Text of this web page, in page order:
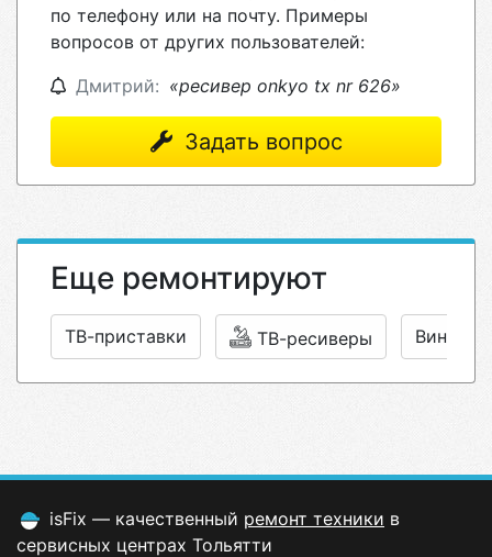
по телефону или на почту. Примеры
вопросов от других пользователей:
Дмитрий: «ресивер onkyo tx nr 626»
Задать вопрос
Еще ремонтируют
ТВ-приставки ТВ-ресиверы
isFix — качественный ремонт техники в
сервисных центрах Тольятти